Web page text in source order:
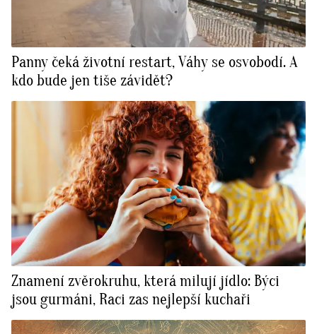
Panny čeká životní restart, Váhy se osvobodí. A
kdo bude jen tiše závidět?
Znamení zvěrokruhu, která milují jídlo: Býci
jsou gurmáni, Raci zas nejlepší kuchaři